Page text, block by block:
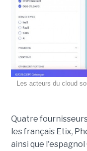
Les acteurs du cloud
Quatre
les français Etix,
ainsi que